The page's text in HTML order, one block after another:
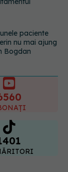
apariția
vârsta. Ce
6560
1401